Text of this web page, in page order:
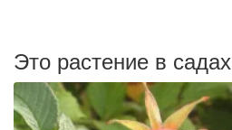
Это растение в садах